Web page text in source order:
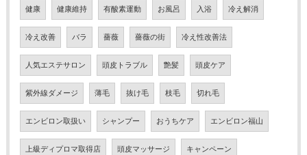
健康 健康維持 有酸素運動 お風呂 入浴 冷え解消
冷え改善 バラ 薔薇 薔薇の街 冷え性改善法
人気エステサロン 頭皮トラブル 艶髪 頭皮ケア
紫外線ダメージ 薄毛 抜け毛 枝毛 切れ毛
エンビロン取扱い シャンプー おうちケア エンビロン福山
上級ディプロマ取得店 頭皮マッサージ キャンペーン